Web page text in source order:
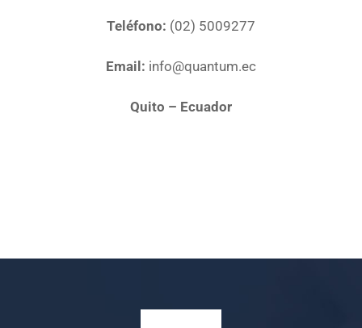
Teléfono: (02) 5009277
Email: info@quantum.ec
Quito – Ecuador